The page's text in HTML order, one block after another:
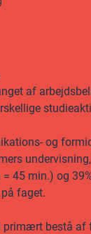
af
og
45 min.) og
faget.
primært bestå af